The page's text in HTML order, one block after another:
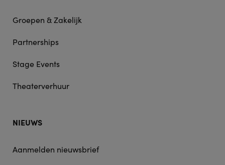
Groepen & Zakelijk
Partnerships
Stage Events
Theaterverhuur
NIEUWS
Aanmelden nieuwsbrief